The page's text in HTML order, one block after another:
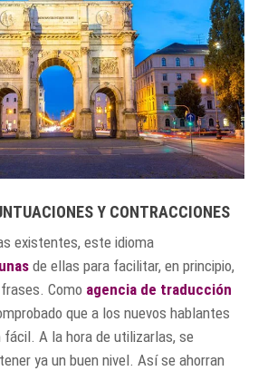
Y CONTRACCIONES
existentes, este idioma
de ellas para facilitar, en principio,
Como agencia de traducción
que a los nuevos hablantes
A la hora de utilizarlas, se
ya un buen nivel. Así se ahorran